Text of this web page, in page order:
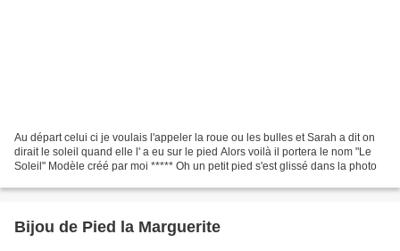
Au départ celui ci je voulais l'appeler la roue ou les bulles et Sarah a dit on
dirait le soleil quand elle l' a eu sur le pied Alors voilà il portera le nom "Le
Soleil" Modèle créé par moi ***** Oh un petit pied s'est glissé dans la photo
Bijou de Pied la Marguerite